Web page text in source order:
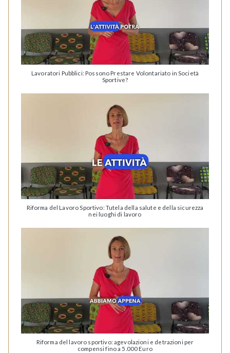
Lavoratori Pubblici: Possono Prestare Volontariato in Società
Sportive?
Riforma del Lavoro Sportivo: Tutela della salute e della sicurezza
nei luoghi di lavoro
Riforma del lavoro sportivo: agevolazioni e detrazioni per
compensi fino a 5.000 Euro